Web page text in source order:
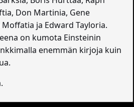
Don Martinia, Gene
ja Edward Tayloria.
on kumota Einsteinin
enemmän kirjoja kuin